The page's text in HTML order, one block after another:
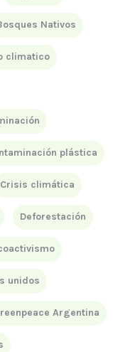
Nativos
climatico
plástica
Crisis climática
Deforestación
unidos
Argentina